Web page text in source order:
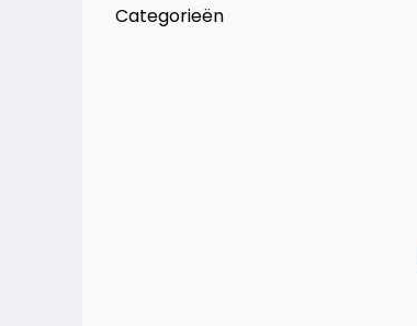
Categorieën